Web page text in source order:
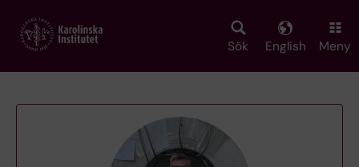
main
Sök English Meny